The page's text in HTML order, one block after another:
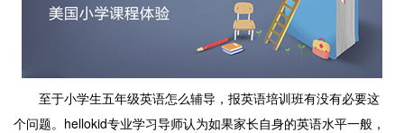
至于小学生五年级英语怎么辅导，报英语培训班有没有必要这
个问题。hellokid专业学习导师认为如果家长自身的英语水平一般，